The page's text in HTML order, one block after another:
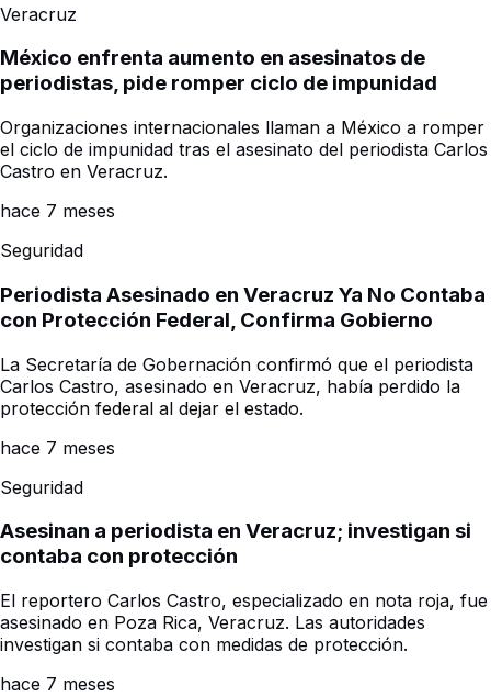
Veracruz
México enfrenta aumento en asesinatos de
periodistas, pide romper ciclo de impunidad
Organizaciones internacionales llaman a México a romper
el ciclo de impunidad tras el asesinato del periodista Carlos
Castro en Veracruz.
hace 7 meses
Seguridad
Periodista Asesinado en Veracruz Ya No Contaba
con Protección Federal, Confirma Gobierno
La Secretaría de Gobernación confirmó que el periodista
Carlos Castro, asesinado en Veracruz, había perdido la
protección federal al dejar el estado.
hace 7 meses
Seguridad
Asesinan a periodista en Veracruz; investigan si
contaba con protección
El reportero Carlos Castro, especializado en nota roja, fue
asesinado en Poza Rica, Veracruz. Las autoridades
investigan si contaba con medidas de protección.
hace 7 meses